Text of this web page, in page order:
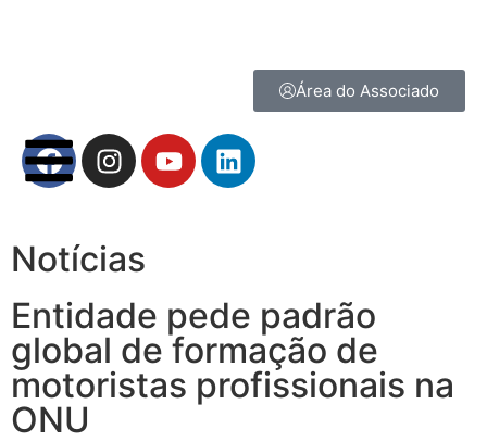
Área do Associado
Notícias
Entidade pede padrão
global de formação de
motoristas profissionais na
ONU